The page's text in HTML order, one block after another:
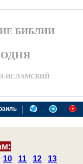
БИБЛИИ
ИСЛАМСКИЙ
|
10 11 12 13